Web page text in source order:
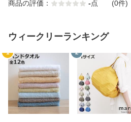
商品の評価： -点 (0件)
ウィークリーランキング
1 2